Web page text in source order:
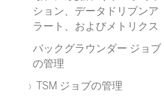
ション、データドリブンア
ラート、およびメトリクス
バックグラウンダー ジョブ
の管理
TSM ジョブの管理